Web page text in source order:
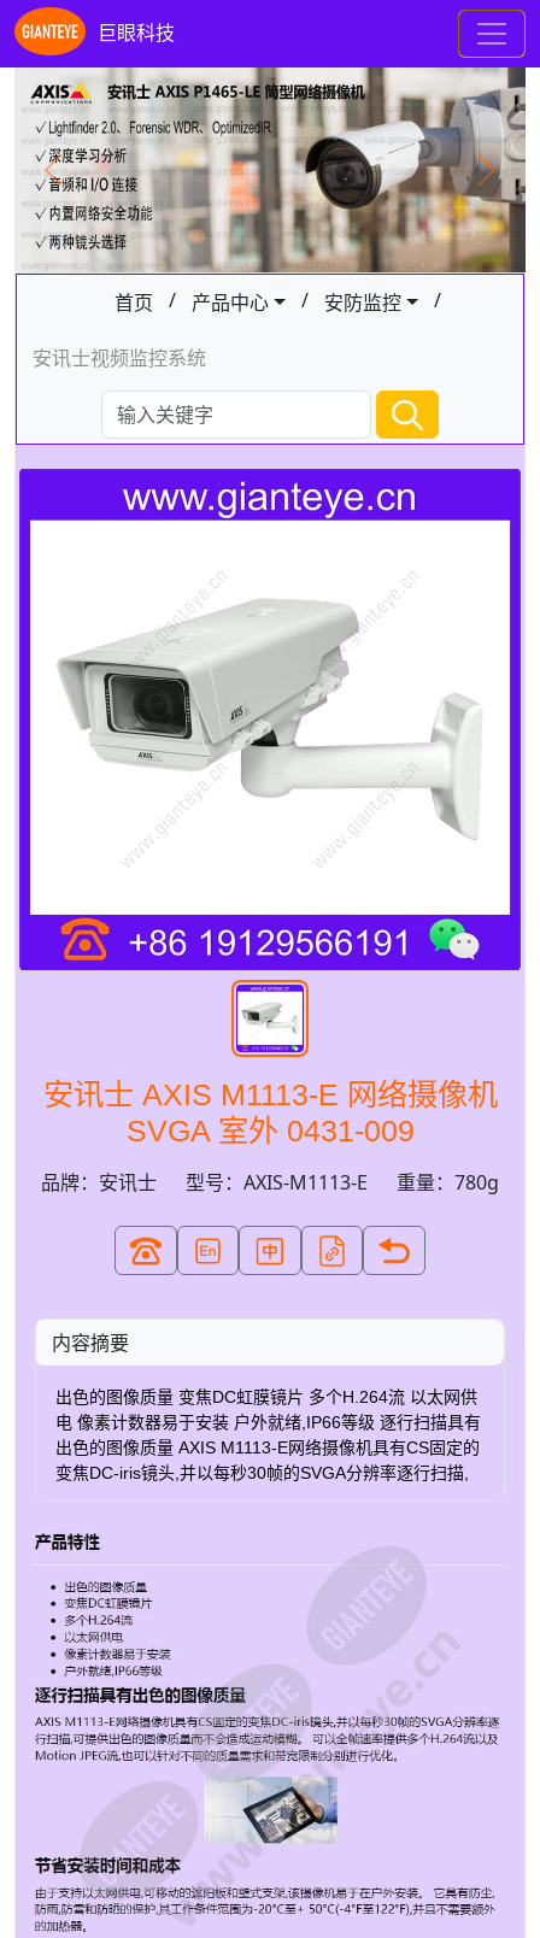
巨眼科技
Previous Next
首页 / 产品中心 / 安防监控 /
安讯士视频监控系统
安讯士 AXIS M1113-E 网络摄像机
SVGA 室外 0431-009
品牌：安讯士 型号：AXIS-M1113-E 重量：780g
内容摘要
出色的图像质量 变焦DC虹膜镜片 多个H.264流 以太网供
电 像素计数器易于安装 户外就绪,IP66等级 逐行扫描具有
出色的图像质量 AXIS M1113-E网络摄像机具有CS固定的
变焦DC-iris镜头,并以每秒30帧的SVGA分辨率逐行扫描,
的质量需求和带宽限制分别进行优化。 节省安装时间和成
本 由于支持以太网供电,可移动的遮阳板和壁式支架,该摄
像机易于在户外安装。 它具有防尘,防雨,防雪和防晒的保
护,其工作条件范围为-20°C至+ 50°C(-4°F至122°F),并且
不需要额外的加热器。 户外专用外壳 外壳由抗紫外线聚
合物制成,不需要额外的加热器。 包装中包含壁挂支架和
可移动遮阳罩。 其他安装支架可作为附件提供。 DHL快
递 可靠的视频监控系统可帮助DHL Express保证高质量服
务,并提高安全性和运营效率 图像传感器 CMOS 图像传感
器大小 1/4 最低照度/感光度（彩色） 0.6 lux 最低照度/感
光度（黑白） - lux 最大视频分辨率 800x600 每秒最大帧
数 30 焦距 2.9-8.2毫米 水平视场 65 - 25 ° 垂直视场 45 -
20 ° 镜头接口 CS 可更换镜头 是 H.264 基线 Motion
JPEG 是 PoE等级 1 工作温度 -20至50°C 室外准备就绪
是 防护等级 IP66